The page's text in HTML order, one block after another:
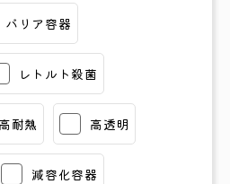
バリア容器
レトルト殺菌
高耐熱 高透明
減容化容器